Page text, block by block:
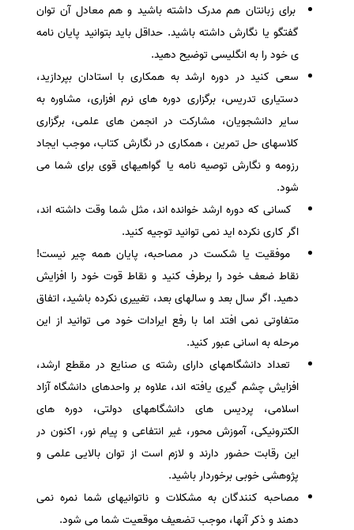
برای زبانتان هم مدرک داشته باشید و هم معادل آن توان
گفتگو یا نگارش داشته باشید. حداقل باید بتوانید پایان نامه
ی خود را به انگلیسی توضیح دهید.
سعی کنید در دوره ارشد به همکاری با استادان بپردازید،
دستیاری تدریس، برگزاری دوره های نرم افزاری، مشاوره به
سایر دانشجویان، مشارکت در انجمن های علمی، برگزاری
کلاسهای حل تمرین ، همکاری در نگارش کتاب، موجب ایجاد
رزومه و نگارش توصیه نامه یا گواهیهای قوی برای شما می
شود.
کسانی که دوره ارشد خوانده اند، مثل شما وقت داشته اند،
اگر کاری نکرده اید نمی توانید توجیه کنید.
موفقیت یا شکست در مصاحبه، پایان همه چیر نیست!
نقاط ضعف خود را برطرف کنید و نقاط قوت خود را افزایش
دهید. اگر سال بعد و سالهای بعد، تغییری نکرده باشید، اتفاق
متفاوتی نمی افتد اما با رفع ایرادات خود می توانید از این
مرحله به اسانی عبور کنید.
تعداد دانشگاههای دارای رشته ی صنایع در مقطع ارشد،
افزایش چشم گیری یافته اند، علاوه بر واحدهای دانشگاه آزاد
اسلامی، پردیس های دانشگاههای دولتی، دوره های
الکترونیکی، آموزش محور، غیر انتفاعی و پیام نور، اکنون در
این رقابت حضور دارند و لازم است از توان بالایی علمی و
پژوهشی خوبی برخوردار باشید.
مصاحبه کنندگان به مشکلات و ناتوانیهای شما نمره نمی
دهند و ذکر آنها، موجب تضعیف موقعیت شما می شود.